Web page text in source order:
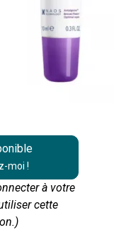
moi !
à votre
cette